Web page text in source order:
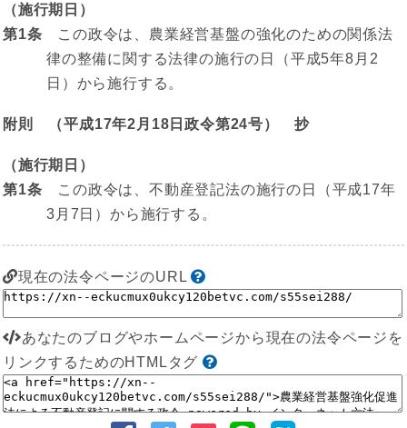
（施行期日）
第1条 この政令は、農業経営基盤の強化のための関係法
律の整備に関する法律の施行の日（平成5年8月2
日）から施行する。
附則 （平成17年2月18日政令第24号） 抄
（施行期日）
第1条 この政令は、不動産登記法の施行の日（平成17年
3月7日）から施行する。
現在の法令ページのURL
あなたのブログやホームページから現在の法令ページを
リンクするためのHTMLタグ